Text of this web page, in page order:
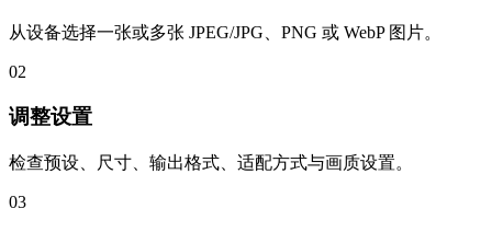
从设备选择一张或多张 JPEG/JPG、PNG 或 WebP 图片。
02
调整设置
检查预设、尺寸、输出格式、适配方式与画质设置。
03